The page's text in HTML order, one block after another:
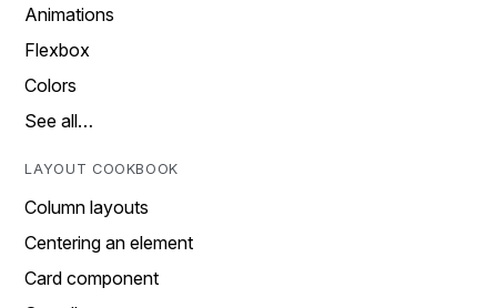
Animations
Flexbox
Colors
See all…
LAYOUT COOKBOOK
Column layouts
Centering an element
Card component